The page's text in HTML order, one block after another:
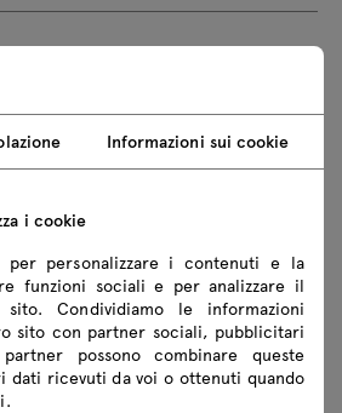
tutti i simboli della collezione
3D 3ds
fbx
Informazioni sui cookie
i cookie
per personalizzare i contenuti e la
funzioni sociali e per analizzare il
Condividiamo le informazioni
sito con partner sociali, pubblicitari
possono combinare queste
dati ricevuti da voi o ottenuti quando